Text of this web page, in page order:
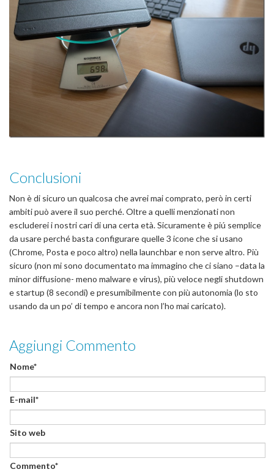
Conclusioni
Non è di sicuro un qualcosa che avrei mai comprato, però in certi
ambiti può avere il suo perché. Oltre a quelli menzionati non
escluderei i nostri cari di una certa età. Sicuramente è piú semplice
da usare perché basta configurare quelle 3 icone che si usano
(Chrome, Posta e poco altro) nella launchbar e non serve altro. Più
sicuro (non mi sono documentato ma immagino che ci siano –data la
minor diffusione- meno malware e virus), più veloce negli shutdown
e startup (8 secondi) e presumibilmente con più autonomia (lo sto
usando da un po’ di tempo e ancora non l’ho mai caricato).
Aggiungi Commento
Nome*
E-mail*
Sito web
Commento*